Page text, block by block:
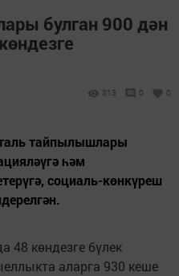
булган 900 дән
313 0 0
тайпылышлары
һәм
социаль-көнкүреш
48 көндезге бүлек
аларга 930 кеше